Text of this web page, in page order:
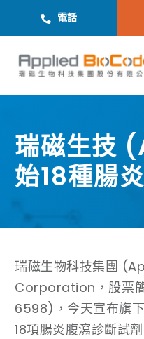
電話
瑞磁生技
始18種腸
瑞磁生物科技集團
Corporation，股票
6598)，今天宣布旗
18項腸炎腹瀉診斷試